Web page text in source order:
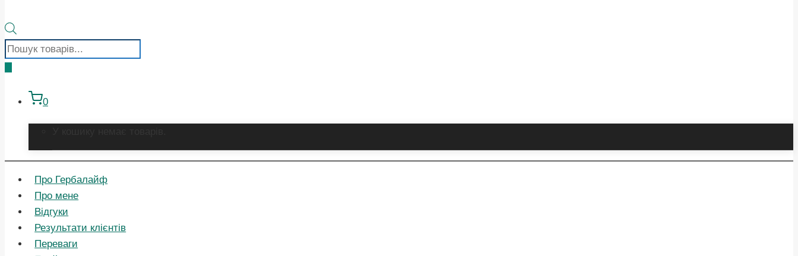
Пошук
товарів
0
Про Гербалайф
Про мене
Відгуки
Результати клієнтів
Переваги